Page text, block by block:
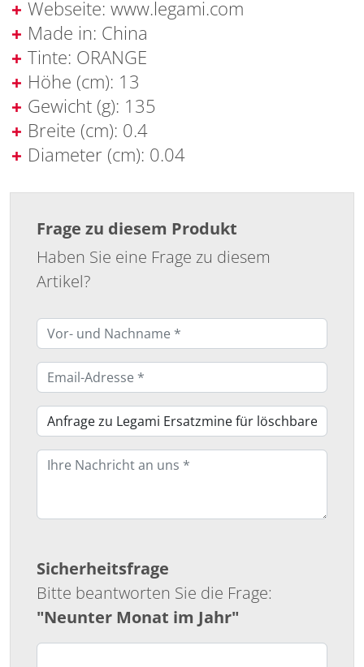
Webseite: www.legami.com
Made in: China
Tinte: ORANGE
Höhe (cm): 13
Gewicht (g): 135
Breite (cm): 0.4
Diameter (cm): 0.04
Frage zu diesem Produkt
Haben Sie eine Frage zu diesem
Artikel?
Sicherheitsfrage
Bitte beantworten Sie die Frage:
"Neunter Monat im Jahr"